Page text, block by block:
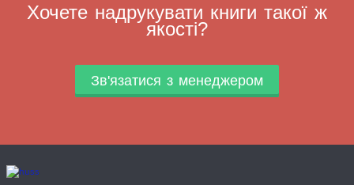
Хочете надрукувати книги такої ж
якості?
Зв'язатися з менеджером